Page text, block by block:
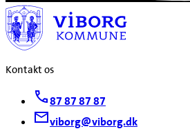
Kontakt os
87 87 87 87
viborg@viborg.dk